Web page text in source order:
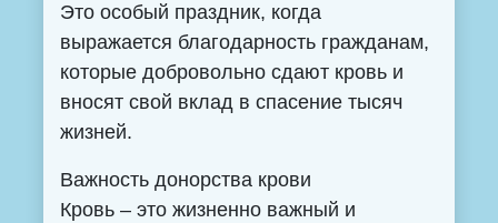
Это особый праздник, когда
выражается благодарность гражданам,
которые добровольно сдают кровь и
вносят свой вклад в спасение тысяч
жизней.
Важность донорства крови
Кровь – это жизненно важный и